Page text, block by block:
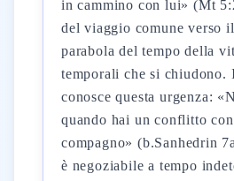
in cammino con lui» (Mt
del viaggio comune verso
parabola del tempo della
temporali che si chiudono.
conosce questa urgenza:
quando hai un conflitto
compagno» (b.Sanhedrin
è negoziabile a tempo